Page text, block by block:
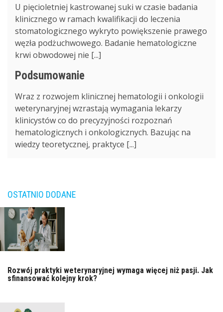
U pięcioletniej kastrowanej suki w czasie badania
klinicznego w ramach kwalifikacji do leczenia
stomatologicznego wykryto powiększenie prawego
węzła podżuchwowego. Badanie hematologiczne
krwi obwodowej nie [...]
Podsumowanie
Wraz z rozwojem klinicznej hematologii i onkologii
weterynaryjnej wzrastają wymagania lekarzy
klinicystów co do precyzyjności rozpoznań
hematologicznych i onkologicznych. Bazując na
wiedzy teoretycznej, praktyce [...]
OSTATNIO DODANE
Rozwój praktyki weterynaryjnej wymaga więcej niż pasji. Jak
sfinansować kolejny krok?